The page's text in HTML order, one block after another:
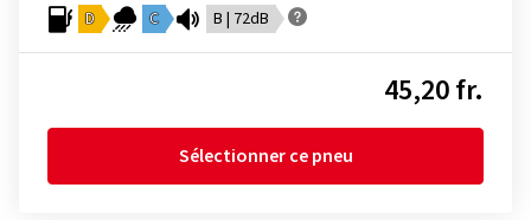
D C B | 72dB
45,20 fr.
Sélectionner ce pneu